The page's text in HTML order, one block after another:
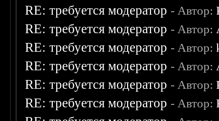
RE: требуется модератор - Автор:
RE: требуется модератор - Автор:
RE: требуется модератор - Автор:
RE: требуется модератор - Автор:
RE: требуется модератор - Автор:
RE: требуется модератор - Автор: